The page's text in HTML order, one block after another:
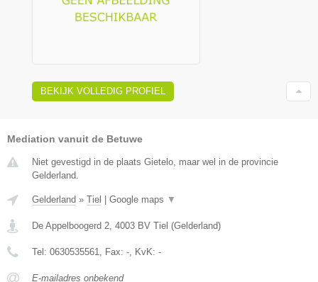
BEKIJK VOLLEDIG PROFIEL
Mediation vanuit de Betuwe
Niet gevestigd in de plaats Gietelo, maar wel in de provincie
Gelderland.
Gelderland » Tiel Google maps ▼
De Appelboogerd 2, 4003 BV Tiel (Gelderland)
Tel: 0630535561, Fax: -, KvK: -
E-mailadres onbekend